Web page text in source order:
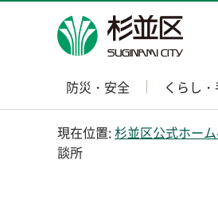
杉並区
防災・安全 くらし
現在位置:杉並区公式ホー
談所